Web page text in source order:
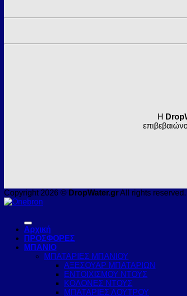
Η
Copyright 2026 © DropWater.grAll rights
Αρχική
ΠΡΟΣΦΟΡΕΣ
ΜΠΑΝΙΟ
ΜΠΑΤΑΡΙΕΣ ΜΠΑΝΙΟΥ
ΑΞΕΣΟΥΑΡ ΜΠΑΤΑΡΙΩΝ
ΕΝΤΟΙΧΙΣΜΟΥ ΝΤΟΥΣ
ΚΟΛΟΝΕΣ ΝΤΟΥΣ
ΜΠΑΤΑΡΙΕΣ ΛΟΥΤΡΟΥ